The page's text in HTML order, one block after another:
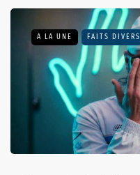
A LA UNE FAITS DIVERS